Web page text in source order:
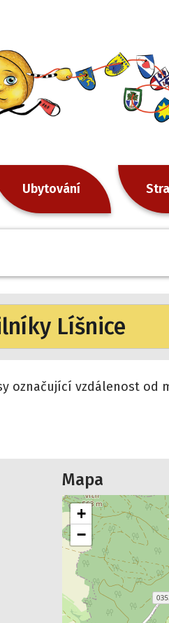
Ubytování
Líšnice
označující vzdálenost od
Mapa
+
−